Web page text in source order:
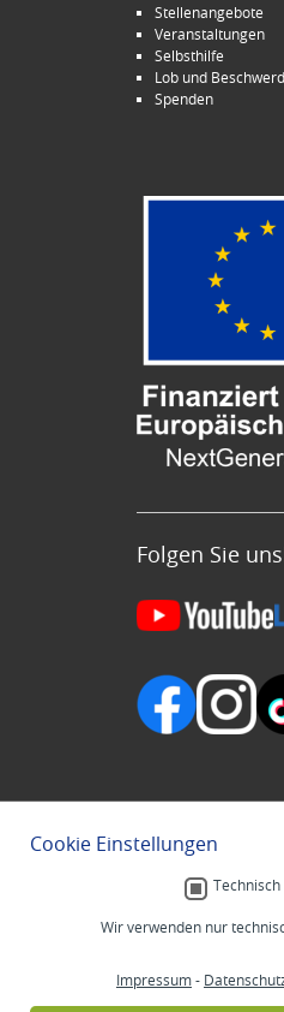
Stellenangebote
Veranstaltungen
Selbsthilfe
Lob und
Spenden
Folgen Sie
Cookie Einstellungen
Wir verwenden nur
Impressum-